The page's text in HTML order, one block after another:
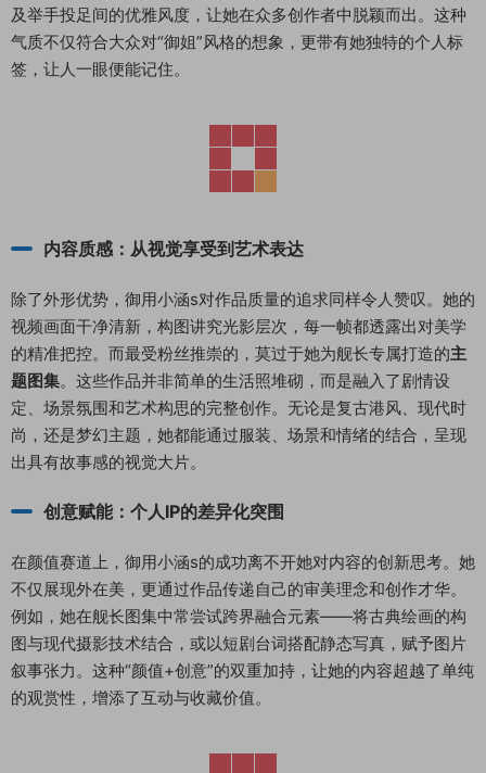
及举手投足间的优雅风度，让她在众多创作者中脱颖而出。这种
气质不仅符合大众对“御姐”风格的想象，更带有她独特的个人标
签，让人一眼便能记住。
内容质感：从视觉享受到艺术表达
除了外形优势，御用小涵s对作品质量的追求同样令人赞叹。她的
视频画面干净清新，构图讲究光影层次，每一帧都透露出对美学
的精准把控。而最受粉丝推崇的，莫过于她为舰长专属打造的主
题图集。这些作品并非简单的生活照堆砌，而是融入了剧情设
定、场景氛围和艺术构思的完整创作。无论是复古港风、现代时
尚，还是梦幻主题，她都能通过服装、场景和情绪的结合，呈现
出具有故事感的视觉大片。
创意赋能：个人IP的差异化突围
在颜值赛道上，御用小涵s的成功离不开她对内容的创新思考。她
不仅展现外在美，更通过作品传递自己的审美理念和创作才华。
例如，她在舰长图集中常尝试跨界融合元素——将古典绘画的构
图与现代摄影技术结合，或以短剧台词搭配静态写真，赋予图片
叙事张力。这种“颜值+创意”的双重加持，让她的内容超越了单纯
的观赏性，增添了互动与收藏价值。